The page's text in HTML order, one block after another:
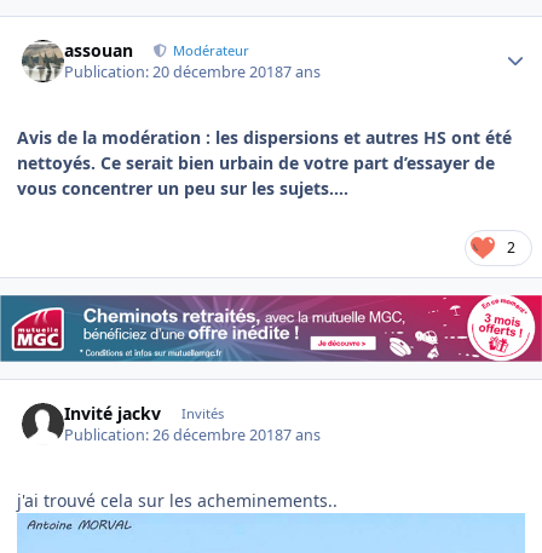
assouan Modérateur
Publication:20 décembre 20187 ans
Avis de la modération : les dispersions et autres HS ont été
nettoyés. Ce serait bien urbain de votre part d’essayer de
vous concentrer un peu sur les sujets....
2
Invité jackv Invités
Publication:26 décembre 20187 ans
j'ai trouvé cela sur les acheminements..